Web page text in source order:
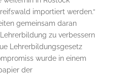
importiert werden.“
gemeinsam daran
zu verbessern
Lehrerbildungsgesetz
wurde in einem
der